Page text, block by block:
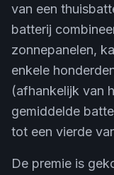
van een
batterij
zonnepanelen,
enkele
(afhankelijk van
gemiddelde
tot een vierde
De premie is